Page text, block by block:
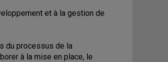
et à la gestion de
du processus de la
à la mise en place, le